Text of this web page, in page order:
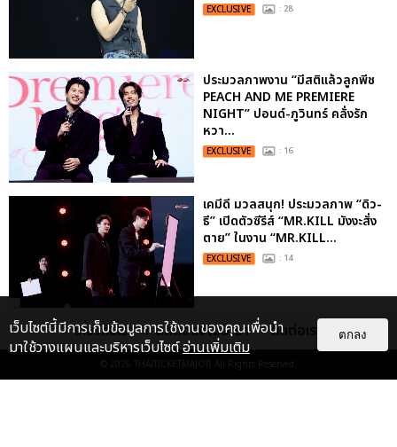
EXCLUSIVE : 28
ประมวลภาพงาน “มีสติแล้วลูกพีช
PEACH AND ME PREMIERE
NIGHT” ปอนด์-ภูวินทร์ คลั่งรัก
หวา...
EXCLUSIVE : 16
เคมีดี มวลสนุก! ประมวลภาพ “ดิว-
ธี” เปิดตัวซีรีส์ “MR.KILL มังงะสั่ง
ตาย” ในงาน “MR.KILL...
EXCLUSIVE : 14
ประมวลภาพค่ำคืนแห่งความทรงจำ
ของ ITZY และมิดจีไทย ในวันที่
หัวใจส่องสว่างไปพร้อมกัน
EXCLUSIVE : 11
เกี่ยวกับเรา ติดต่อลงโฆษณา ติดต่อเรา
© 2026 THAITICKETMAJOR All Rights Reserved.
เว็บไซต์นี้มีการเก็บข้อมูลการใช้งานของคุณเพื่อนำ
มาใช้วางแผนและบริหารเว็บไซต์อ่านเพิ่มเติม
ตกลง